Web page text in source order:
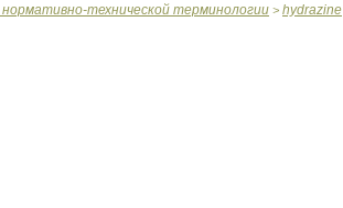
нормативно-технической терминологии > hydrazine